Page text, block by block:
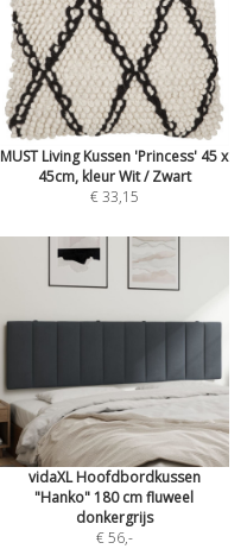
MUST Living Kussen 'Princess' 45 x
45cm, kleur Wit / Zwart
€ 33,15
vidaXL Hoofdbordkussen
"Hanko" 180 cm fluweel
donkergrijs
€ 56,-